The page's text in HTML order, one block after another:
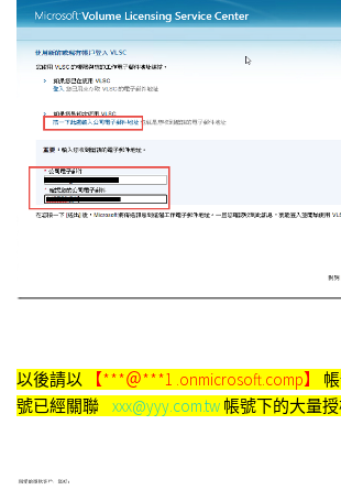
以後請以 【***＠***1 .onmicrosoft.comp】
號已經關聯 xxx@yyy.com.tw 帳號下的大量